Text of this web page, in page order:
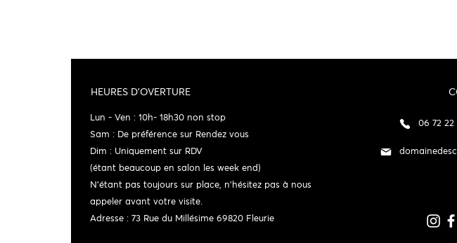
HEURES D'OVERTURE
Lun - Ven : 10h- 18h30 non stop
Sam : De préférence sur Rendez vous
Dim : Uniquement sur RDV
(étant beaucoup en salon les week end)
N'étant pas toujours sur place, n'hésitez pas à nous
appeler avant votre visite.
Adresse : 73 Rue du Millésime 69820 Fleurie
06 72